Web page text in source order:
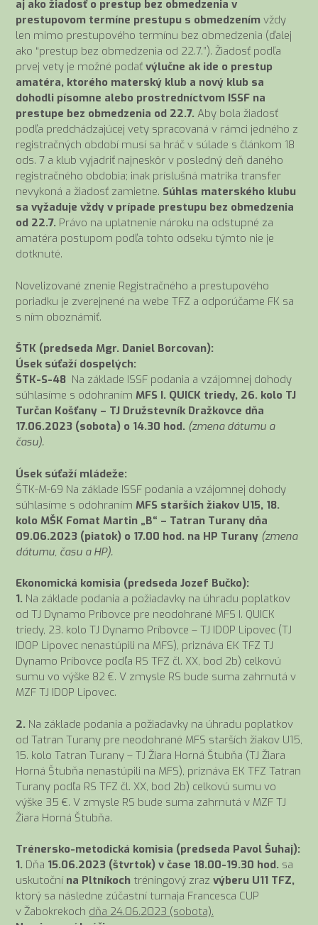
aj ako žiadosť o prestup bez obmedzenia v
prestupovom termíne prestupu s obmedzením vždy
len mimo prestupového termínu bez obmedzenia (ďalej
ako “prestup bez obmedzenia od 22.7.”). Žiadosť podľa
prvej vety je možné podať výlučne ak ide o prestup
amatéra, ktorého materský klub a nový klub sa
dohodli písomne alebo prostredníctvom ISSF na
prestupe bez obmedzenia od 22.7. Aby bola žiadosť
podľa predchádzajúcej vety spracovaná v rámci jedného z
registračných období musí sa hráč v súlade s článkom 18
ods. 7 a klub vyjadriť najneskôr v posledný deň daného
registračného obdobia; inak príslušná matrika transfer
nevykoná a žiadosť zamietne. Súhlas materského klubu
sa vyžaduje vždy v prípade prestupu bez obmedzenia
od 22.7. Právo na uplatnenie nároku na odstupné za
amatéra postupom podľa tohto odseku týmto nie je
dotknuté.
Novelizované znenie Registračného a prestupového
poriadku je zverejnené na webe TFZ a odporúčame FK sa
s ním oboznámiť.
ŠTK (predseda Mgr. Daniel Borcovan):
Úsek súťaží dospelých:
ŠTK-S-48 Na základe ISSF podania a vzájomnej dohody
súhlasíme s odohraním MFS I. QUICK triedy, 26. kolo TJ
Turčan Košťany – TJ Družstevník Dražkovce dňa
17.06.2023 (sobota) o 14.30 hod. (zmena dátumu a
času).
Úsek súťaží mládeže:
ŠTK-M-69 Na základe ISSF podania a vzájomnej dohody
súhlasíme s odohraním MFS starších žiakov U15, 18.
kolo MŠK Fomat Martin „B“ – Tatran Turany dňa
09.06.2023 (piatok) o 17.00 hod. na HP Turany (zmena
dátumu, času a HP).
Ekonomická komisia (predseda Jozef Bučko):
1. Na základe podania a požiadavky na úhradu poplatkov
od TJ Dynamo Príbovce pre neodohrané MFS I. QUICK
triedy, 23. kolo TJ Dynamo Príbovce – TJ IDOP Lipovec (TJ
IDOP Lipovec nenastúpili na MFS), priznáva EK TFZ TJ
Dynamo Príbovce podľa RS TFZ čl. XX, bod 2b) celkovú
sumu vo výške 82 €. V zmysle RS bude suma zahrnutá v
MZF TJ IDOP Lipovec.
2. Na základe podania a požiadavky na úhradu poplatkov
od Tatran Turany pre neodohrané MFS starších žiakov U15,
15. kolo Tatran Turany – TJ Žiara Horná Štubňa (TJ Žiara
Horná Štubňa nenastúpili na MFS), priznáva EK TFZ Tatran
Turany podľa RS TFZ čl. XX, bod 2b) celkovú sumu vo
výške 35 €. V zmysle RS bude suma zahrnutá v MZF TJ
Žiara Horná Štubňa.
Trénersko-metodická komisia (predseda Pavol Šuhaj):
1. Dňa 15.06.2023 (štvrtok) v čase 18.00-19.30 hod. sa
uskutoční na Pltníkoch tréningový zraz výberu U11 TFZ,
ktorý sa následne zúčastní turnaja Francesca CUP
v Žabokrekoch dňa 24.06.2023 (sobota).